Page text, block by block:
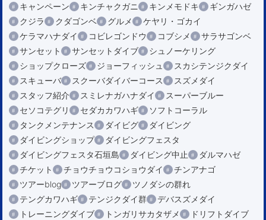
キャンペーン
キンチャクガニ キンメモドキ
ギンガハゼ
クジラ
クダゴンベ グルメ
ケヤリ・ゴカイ
ケラマハナダイ
コビレゴンドウ コブシメ
サラサゴンベ
サンセット
サンセットダイブ
シュノーケリング
ショップクローズ
ジョーフィッシュ
スカシテンジクダイ
スキューバ
スクーバダイバーコース
スズメダイ
スタッフ紹介
スミレナガハナダイ
スーパーブルー
セソコテグリ
セダカカワハギ
ソフトコーラル
タンクメンテナンス
ダイビグ
ダイビング
ダイビングショップ
ダイビングフェスタ
ダイビングフェスタ石垣島
ダイビング中止
ダルマハゼ
チケット
チョウチョウコショウダイ
チンアナゴ
ツアーblog
ツアーブログ
ツノダシの群れ
テングカワハギ
テンジクダイ群
デバスズメダイ
トレーニングダイブ
トンガリサカタザメ
ドリフトダイブ